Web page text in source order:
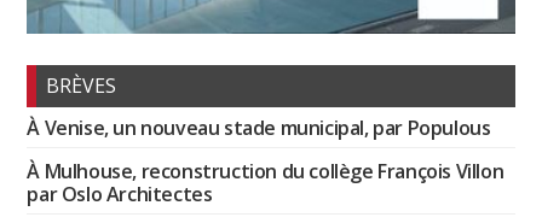
BRÈVES
À Venise, un nouveau stade municipal, par Populous
À Mulhouse, reconstruction du collège François Villon
par Oslo Architectes